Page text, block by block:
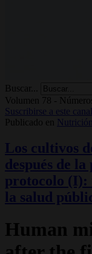
Buscar...
Volumen 78 -
Suscribirse a este
Publicado en
Los cultivos
después de
protocolo (I):
la salud
Human